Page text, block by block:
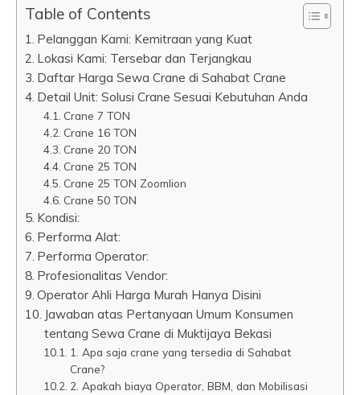
Table of Contents
Pelanggan Kami: Kemitraan yang Kuat
Lokasi Kami: Tersebar dan Terjangkau
Daftar Harga Sewa Crane di Sahabat Crane
Detail Unit: Solusi Crane Sesuai Kebutuhan Anda
Crane 7 TON
Crane 16 TON
Crane 20 TON
Crane 25 TON
Crane 25 TON Zoomlion
Crane 50 TON
Kondisi:
Performa Alat:
Performa Operator:
Profesionalitas Vendor:
Operator Ahli Harga Murah Hanya Disini
Jawaban atas Pertanyaan Umum Konsumen
tentang Sewa Crane di Muktijaya Bekasi
1. Apa saja crane yang tersedia di Sahabat
Crane?
2. Apakah biaya Operator, BBM, dan Mobilisasi